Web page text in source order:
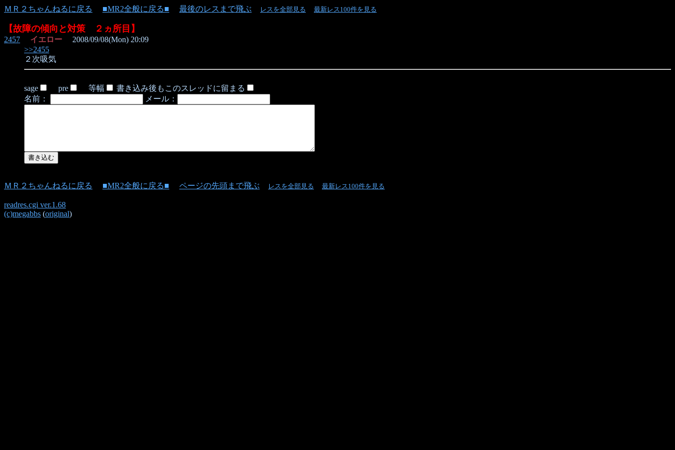
ＭＲ２ちゃんねるに戻る ■MR2全般に戻る■ 最後のレスまで飛ぶ レスを全部見る 最新レス100件を見る
【故障の傾向と対策 ２ヵ所目】
2457 イエロー 2008/09/08(Mon) 20:09
>>2455
２次吸気
sage pre 等幅
書き込み後もこのスレッドに留まる
名前：
メール：
ＭＲ２ちゃんねるに戻る ■MR2全般に戻る■ ページの先頭まで飛ぶ レスを全部見る 最新レス100件を見る
readres.cgi ver.1.68
(c)megabbs (original)